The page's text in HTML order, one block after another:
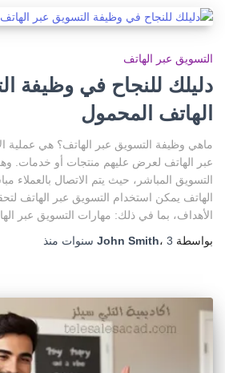
التسويق عبر الهاتف
دليلك للنجاح في وظيفة
الهاتف المحمول
ماهي وظيفة التسويق عبر الهاتف؟ هي عملية
عبر الهاتف لعرض عليهم منتجات أو خدمات.
التسويق المباشر، حيث يتم الاتصال بالعملاء
الهاتف يمكن استخدام التسويق عبر الهاتف
الأهداف، بما في ذلك: مهارات التسويق عبر
بواسطة
John Smith، 3 سنوات منذ